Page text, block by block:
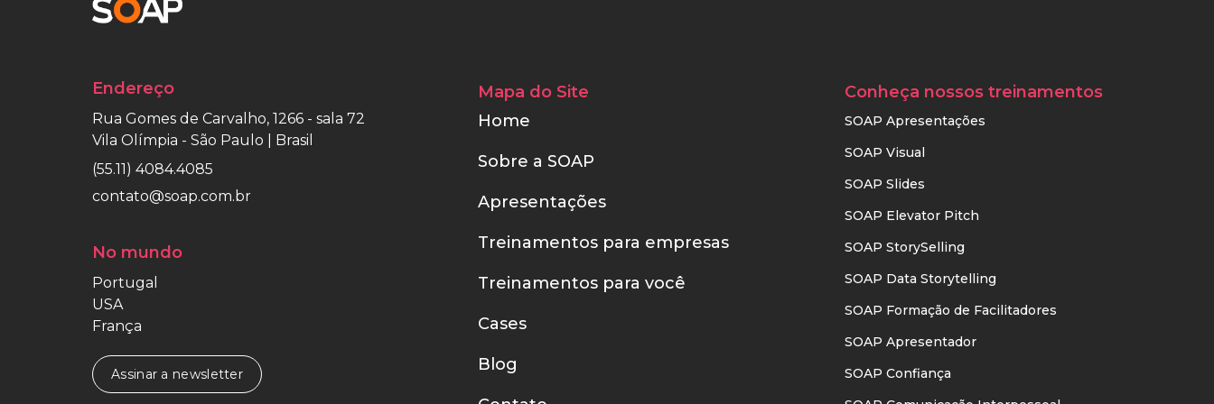
Endereço
Rua Gomes de Carvalho, 1266 - sala 72
Vila Olímpia - São Paulo | Brasil
(55.11) 4084.4085
contato@soap.com.br
No mundo
Portugal
USA
França
Assinar a newsletter
Mapa do Site
Home
Sobre a SOAP
Apresentações
Treinamentos para empresas
Treinamentos para você
Cases
Blog
Conheça nossos treinamentos
SOAP Apresentações
SOAP Visual
SOAP Slides
SOAP Elevator Pitch
SOAP StorySelling
SOAP Data Storytelling
SOAP Formação de Facilitadores
SOAP Apresentador
SOAP Confiança